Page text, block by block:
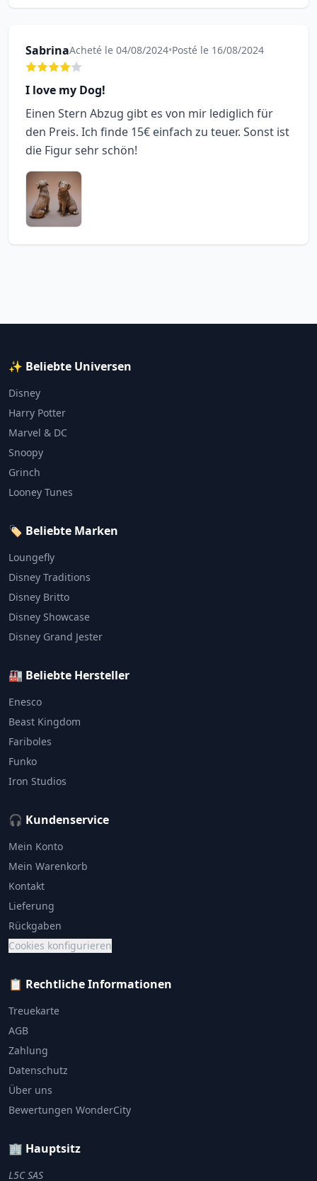
SabrinaAcheté le 04/08/2024•Posté le 16/08/2024
I love my Dog!
Einen Stern Abzug gibt es von mir lediglich für
den Preis. Ich finde 15€ einfach zu teuer. Sonst ist
die Figur sehr schön!
✨ Beliebte Universen
Disney
Harry Potter
Marvel & DC
Snoopy
Grinch
Looney Tunes
🏷️ Beliebte Marken
Loungefly
Disney Traditions
Disney Britto
Disney Showcase
Disney Grand Jester
🏭 Beliebte Hersteller
Enesco
Beast Kingdom
Fariboles
Funko
Iron Studios
🎧 Kundenservice
Mein Konto
Mein Warenkorb
Kontakt
Lieferung
Rückgaben
Cookies konfigurieren
📋 Rechtliche Informationen
Treuekarte
AGB
Zahlung
Datenschutz
Über uns
Bewertungen WonderCity
🏢 Hauptsitz
L5C SAS